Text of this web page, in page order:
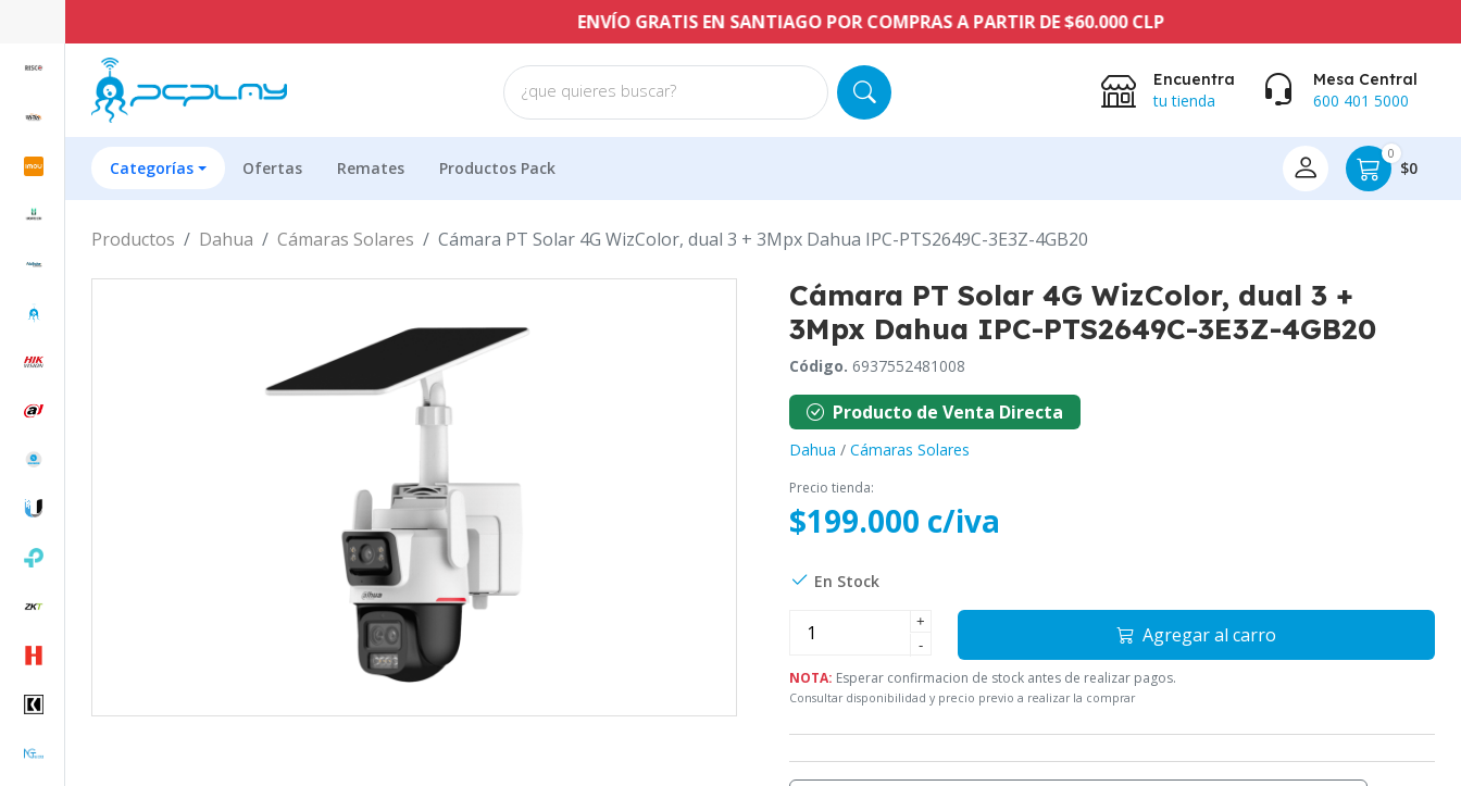
ENVÍO GRATIS EN SANTIAGO POR COMPRAS A PARTIR DE $60.000 CLP
¿que quieres buscar?
Encuentra
tu tienda
Mesa Central
600 401 5000
Categorías Ofertas Remates Productos Pack
0
$0
Productos Dahua Cámaras Solares Cámara PT Solar 4G WizColor, dual 3 + 3Mpx Dahua IPC-PTS2649C-3E3Z-4GB20
Cámara PT Solar 4G WizColor, dual 3 +
3Mpx Dahua IPC-PTS2649C-3E3Z-4GB20
Código. 6937552481008
Producto de Venta Directa
Dahua / Cámaras Solares
Precio tienda:
$199.000 c/iva
En Stock
+
-
Agregar al carro
NOTA: Esperar confirmacion de stock antes de realizar pagos.
Consultar disponibilidad y precio previo a realizar la comprar